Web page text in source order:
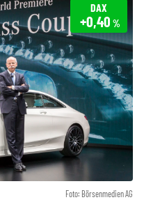
Foto: Börsenmedien AG
DAX
+0,40 %